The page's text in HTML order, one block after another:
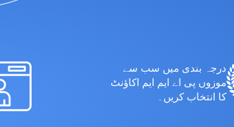
درجہ بندی میں سب سے
موزوں پی اے ایم ایم اکاؤنٹ
کا انتخاب کریں۔